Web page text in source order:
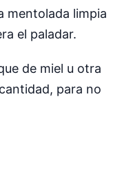
mentolada limpia
el paladar.
de miel u otra
para no